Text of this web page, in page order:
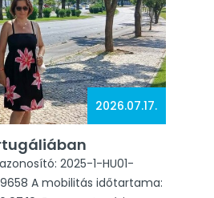
2026.07.17.
2025-1-HU01-
A mobilitás időtartama: